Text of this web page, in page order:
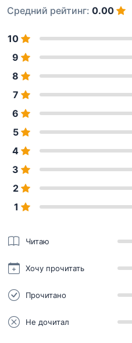
Средний рейтинг: 0.00
10
9
8
7
6
5
4
3
2
1
Читаю
Хочу прочитать
Прочитано
Не дочитал